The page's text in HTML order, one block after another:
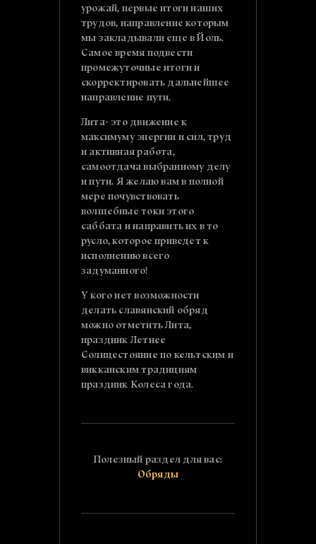
урожай, первые итоги наших
трудов, направление которым
мы закладывали еще в Йоль.
Самое время подвести
промежуточные итоги и
скорректировать дальнейшее
направление пути.
Лита- это движение к
максимуму энергии и сил, труд
и активная работа,
самоотдача выбранному делу
и пути. Я желаю вам в полной
мере почувствовать
волшебные токи этого
саббата и направить их в то
русло, которое приведет к
исполнению всего
задуманного!
У кого нет возможности
делать славянский обряд
можно отметить Лита,
праздник Летнее
Солнцестояние по кельтским и
викканским традициям
праздник Колеса года.
Полезный раздел для вас:
Обряды